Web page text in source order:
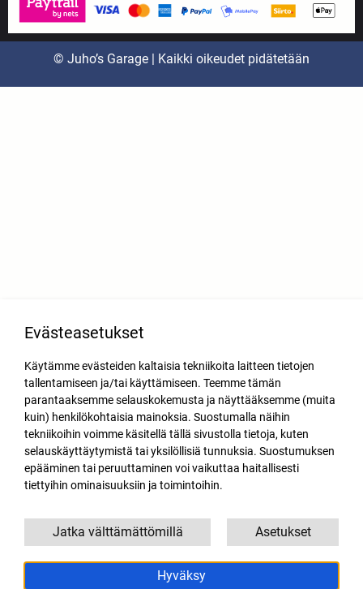
© Juho’s Garage | Kaikki oikeudet pidätetään
Evästeasetukset
Käytämme evästeiden kaltaisia tekniikoita laitteen tietojen
tallentamiseen ja/tai käyttämiseen. Teemme tämän
parantaaksemme selauskokemusta ja näyttääksemme (muita
kuin) henkilökohtaisia mainoksia. Suostumalla näihin
tekniikoihin voimme käsitellä tällä sivustolla tietoja, kuten
selauskäyttäytymistä tai yksilöllisiä tunnuksia. Suostumuksen
epääminen tai peruuttaminen voi vaikuttaa haitallisesti
tiettyihin ominaisuuksiin ja toimintoihin.
Hyväksy
Asetukset
Jatka välttämättömillä